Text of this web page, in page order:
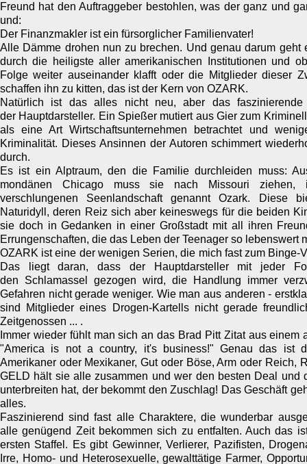
Freund hat den Auftraggeber bestohlen, was der ganz und
und:
Der Finanzmakler ist ein fürsorglicher Familienvater!
Alle Dämme drohen nun zu brechen. Und genau darum geht
durch die heiligste aller amerikanischen Institutionen und
Folge weiter auseinander klafft oder die Mitglieder dieser
schaffen ihn zu kitten, das ist der Kern von OZARK.
Natürlich ist das alles nicht neu, aber das
der Hauptdarsteller. Ein Spießer mutiert aus Gier zum
als eine Art Wirtschaftsunternehmen betrachtet und
Kriminalität. Dieses Ansinnen der Autoren schimmert
durch.
Es ist ein Alptraum, den die Familie durchleiden muss:
mondänen Chicago muss sie nach Missouri
verschlungenen Seenlandschaft genannt Ozark. Diese
Naturidyll, deren Reiz sich aber keineswegs für die beiden
sie doch in Gedanken in einer Großstadt mit all ihren
Errungenschaften, die das Leben der Teenager so lebenswert
​​​​​​​OZARK ist eine der wenigen Serien, die mich fast zum Binge-
Das liegt daran, dass der Hauptdarsteller mit jeder
den Schlamassel gezogen wird, die Handlung immer
Gefahren nicht gerade weniger. Wie man aus anderen -
sind Mitglieder eines Drogen-Kartells nicht gerade
Zeitgenossen ... .
Immer wieder fühlt man sich an das Brad Pitt Zitat aus einem
"America is not a country, it's business!" Genau das ist
Amerikaner oder Mexikaner, Gut oder Böse, Arm oder Reich,
GELD hält sie alle zusammen und wer den besten Deal und
unterbreiten hat, der bekommt den Zuschlag! Das Geschäft
alles.
​​​​​​​Faszinierend sind fast alle Charaktere, die wunderbar
alle genügend Zeit bekommen sich zu entfalten. Auch das
ersten Staffel. Es gibt Gewinner, Verlierer, Pazifisten,
Irre, Homo- und Heterosexuelle, gewalttätige Farmer,